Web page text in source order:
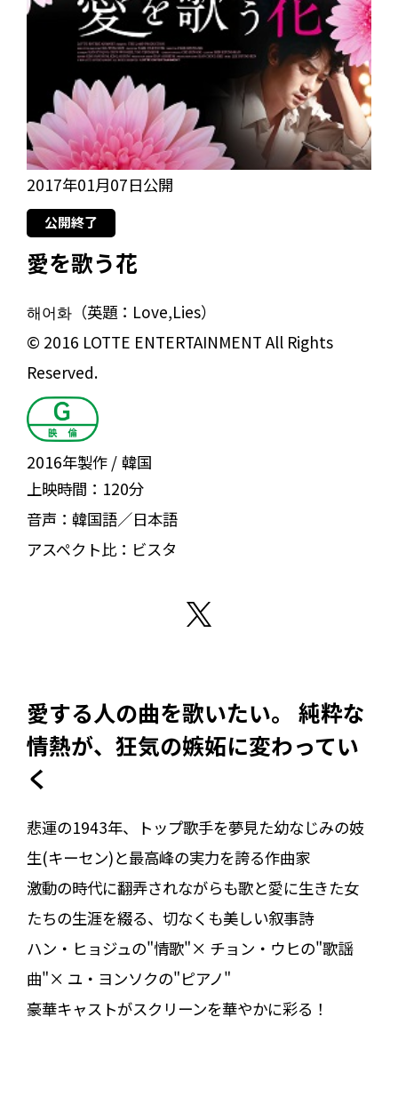
2017年01月07日公開
公開終了
愛を歌う花
해어화（英題：Love,Lies）
© 2016 LOTTE ENTERTAINMENT All Rights
Reserved.
2016年製作
韓国
上映時間： 120分
音声： 韓国語／日本語
アスペクト比： ビスタ
愛する人の曲を歌いたい。 純粋な
情熱が、狂気の嫉妬に変わってい
く――
悲運の1943年、トップ歌手を夢見た幼なじみの妓
生(キーセン)と最高峰の実力を誇る作曲家――
激動の時代に翻弄されながらも歌と愛に生きた女
たちの生涯を綴る、切なくも美しい叙事詩
ハン・ヒョジュの"情歌"× チョン・ウヒの"歌謡
曲"× ユ・ヨンソクの"ピアノ"
豪華キャストがスクリーンを華やかに彩る！